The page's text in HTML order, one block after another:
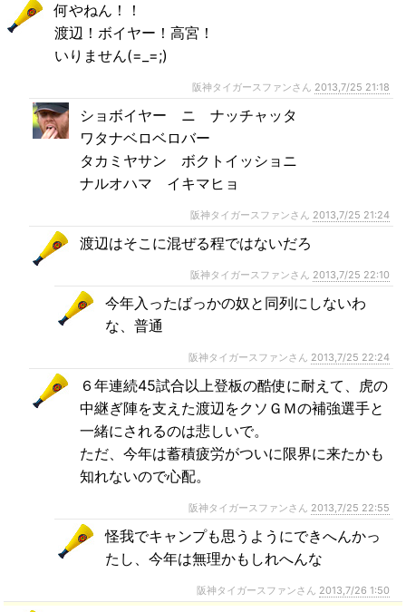
何やねん！！
渡辺！ボイヤー！高宮！
いりません(=_=;)
阪神タイガースファンさん 2013,7/25 21:18
ショボイヤー ニ ナッチャッタ
ワタナベロベロバー
タカミヤサン ボクトイッショニ
ナルオハマ イキマヒョ
阪神タイガースファンさん 2013,7/25 21:24
渡辺はそこに混ぜる程ではないだろ
阪神タイガースファンさん 2013,7/25 22:10
今年入ったばっかの奴と同列にしないわ
な、普通
阪神タイガースファンさん 2013,7/25 22:24
６年連続45試合以上登板の酷使に耐えて、虎の
中継ぎ陣を支えた渡辺をクソＧＭの補強選手と
一緒にされるのは悲しいで。
ただ、今年は蓄積疲労がついに限界に来たかも
知れないので心配。
阪神タイガースファンさん 2013,7/25 22:55
怪我でキャンプも思うようにできへんかっ
たし、今年は無理かもしれへんな
阪神タイガースファンさん 2013,7/26 1:50